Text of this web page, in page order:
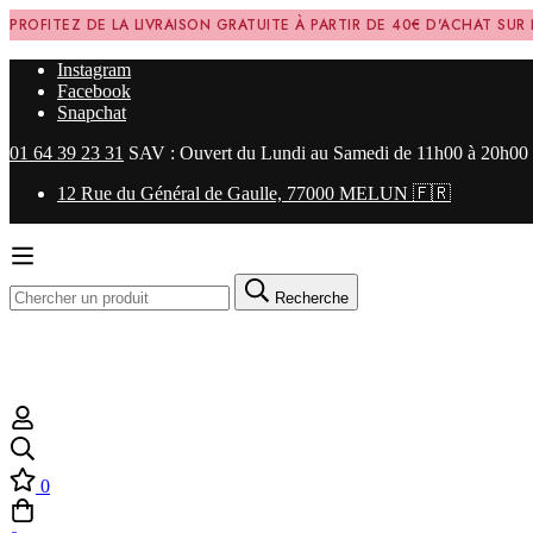
PROFITEZ DE LA LIVRAISON GRATUITE À PARTIR DE 40€ D'ACHAT
Instagram
Facebook
Snapchat
01 64 39 23 31 SAV : Ouvert du Lundi au Samedi de 11h00 à 20h00
12 Rue du Général de Gaulle, 77000 MELUN 🇫🇷
Recherche
0